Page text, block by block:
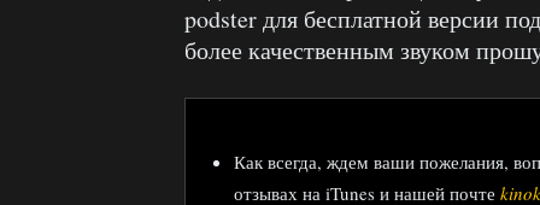
podster для бесплатной версии
более качественным звуком
Как всегда, ждем ваши пожелания,
отзывах на iTunes и нашей почте